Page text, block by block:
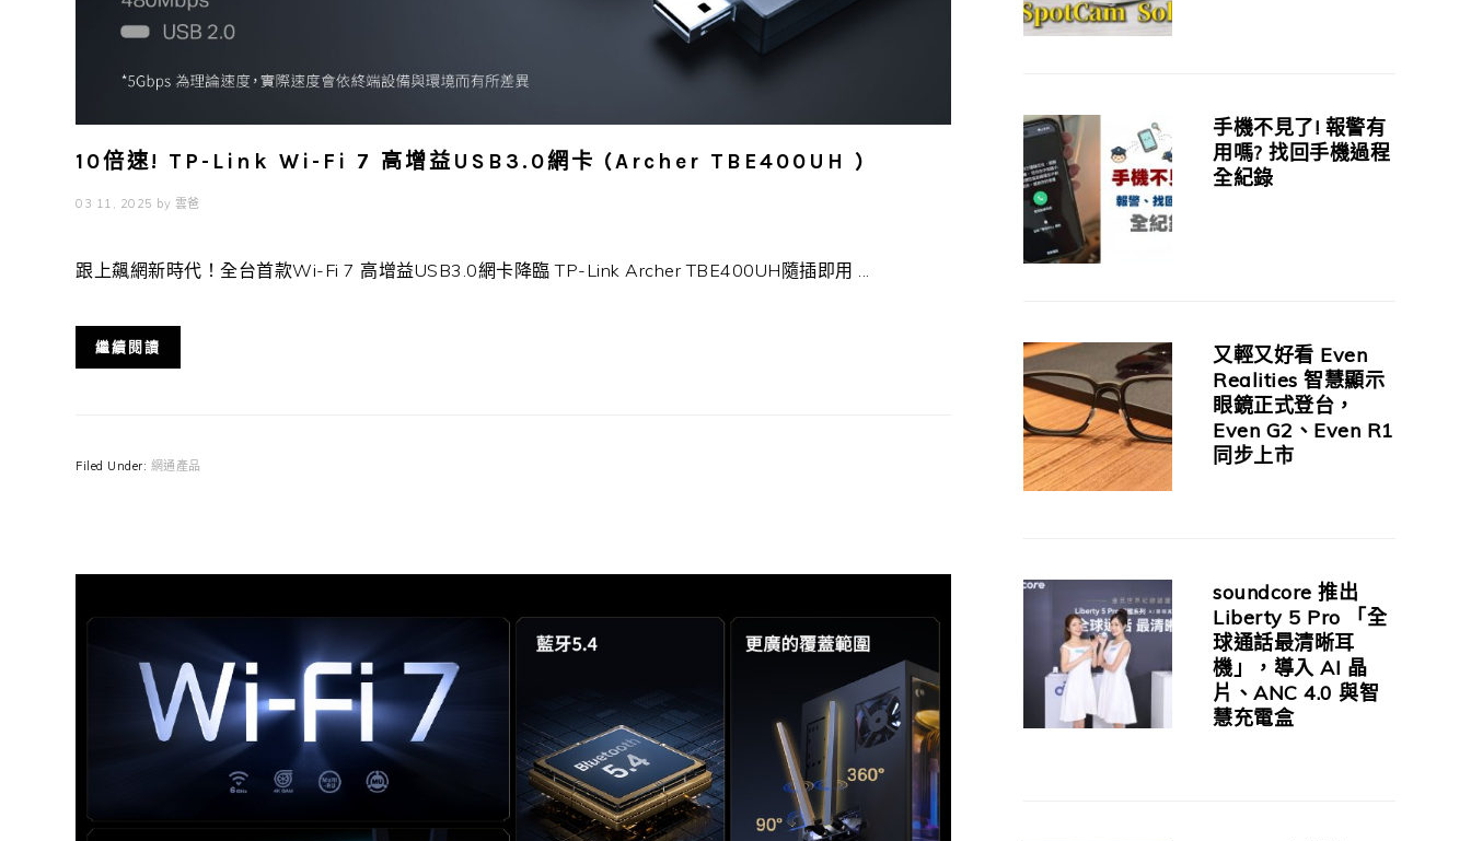
10倍速! TP-Link Wi-Fi 7 高增益USB3.0網卡 (Archer TBE400UH )
03 11, 2025 by 雲爸
跟上飆網新時代！全台首款Wi-Fi 7 高增益USB3.0網卡降臨 TP-Link Archer TBE400UH隨插即用 ...
繼續閱讀
Filed Under: 網通產品
手機不見了! 報警有
用嗎? 找回手機過程
全紀錄
又輕又好看 Even
Realities 智慧顯示
眼鏡正式登台，
Even G2、Even R1
同步上市
soundcore 推出
Liberty 5 Pro 「全
球通話最清晰耳
機」，導入 AI 晶
片、ANC 4.0 與智
慧充電盒